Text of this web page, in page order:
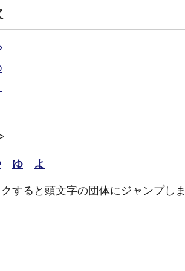
ゆ よ
すると頭文字の団体にジャンプし